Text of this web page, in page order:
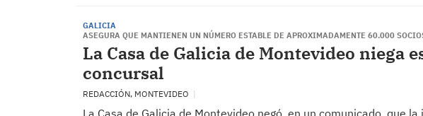
GALICIA
ASEGURA QUE MANTIENEN UN NÚMERO ESTABLE DE APROXIMADAMENTE 60.000
La Casa de Galicia de Montevideo niega
concursal
REDACCIÓN, MONTEVIDEO
La Casa de Galicia de Montevideo negó, en un comunicado, que